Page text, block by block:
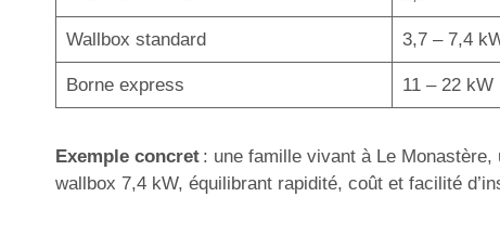
Wallbox standard 3,7 – 7,4
Borne express 11 – 22 kW
Exemple concret : une famille vivant à Le
wallbox 7,4 kW, équilibrant rapidité, coût et facilité